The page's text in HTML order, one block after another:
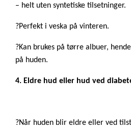
– helt uten syntetiske tilsetninger.
?Perfekt i veska på vinteren.
?Kan brukes på tørre albuer,
på huden.
4. Eldre hud eller hud ved
?Når huden blir eldre eller ved